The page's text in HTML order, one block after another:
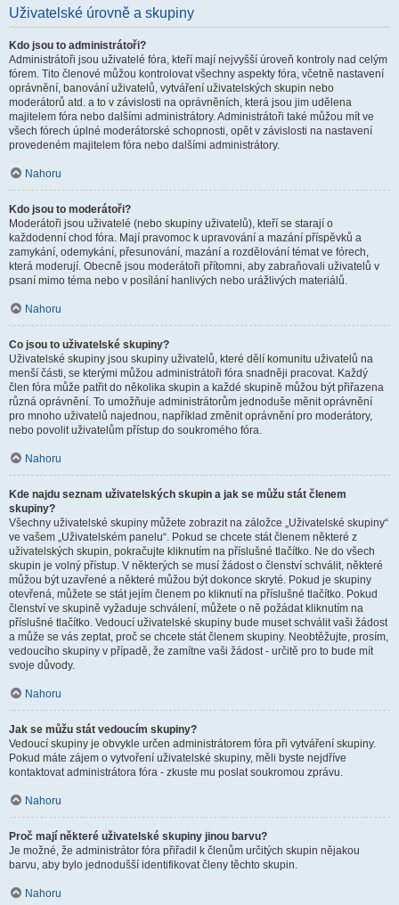
Uživatelské úrovně a skupiny
Kdo jsou to administrátoři?
Administrátoři jsou uživatelé fóra, kteří mají nejvyšší úroveň kontroly nad celým
fórem. Tito členové můžou kontrolovat všechny aspekty fóra, včetně nastavení
oprávnění, banování uživatelů, vytváření uživatelských skupin nebo
moderátorů atd. a to v závislosti na oprávněních, která jsou jim udělena
majitelem fóra nebo dalšími administrátory. Administrátoři také můžou mít ve
všech fórech úplné moderátorské schopnosti, opět v závislosti na nastavení
provedeném majitelem fóra nebo dalšími administrátory.
Nahoru
Kdo jsou to moderátoři?
Moderátoři jsou uživatelé (nebo skupiny uživatelů), kteří se starají o
každodenní chod fóra. Mají pravomoc k upravování a mazání příspěvků a
zamykání, odemykání, přesunování, mazání a rozdělování témat ve fórech,
která moderují. Obecně jsou moderátoři přítomni, aby zabraňovali uživatelů v
psaní mimo téma nebo v posílání hanlivých nebo urážlivých materiálů.
Nahoru
Co jsou to uživatelské skupiny?
Uživatelské skupiny jsou skupiny uživatelů, které dělí komunitu uživatelů na
menší části, se kterými můžou administrátoři fóra snadněji pracovat. Každý
člen fóra může patřit do několika skupin a každé skupině můžou být přiřazena
různá oprávnění. To umožňuje administrátorům jednoduše měnit oprávnění
pro mnoho uživatelů najednou, například změnit oprávnění pro moderátory,
nebo povolit uživatelům přístup do soukromého fóra.
Nahoru
Kde najdu seznam uživatelských skupin a jak se můžu stát členem
skupiny?
Všechny uživatelské skupiny můžete zobrazit na záložce „Uživatelské skupiny“
ve vašem „Uživatelském panelu“. Pokud se chcete stát členem některé z
uživatelských skupin, pokračujte kliknutím na příslušné tlačítko. Ne do všech
skupin je volný přístup. V některých se musí žádost o členství schválit, některé
můžou být uzavřené a některé můžou být dokonce skryté. Pokud je skupiny
otevřená, můžete se stát jejím členem po kliknutí na příslušné tlačítko. Pokud
členství ve skupině vyžaduje schválení, můžete o ně požádat kliknutím na
příslušné tlačítko. Vedoucí uživatelské skupiny bude muset schválit vaši žádost
a může se vás zeptat, proč se chcete stát členem skupiny. Neobtěžujte, prosím,
vedoucího skupiny v případě, že zamítne vaši žádost - určitě pro to bude mít
svoje důvody.
Nahoru
Jak se můžu stát vedoucím skupiny?
Vedoucí skupiny je obvykle určen administrátorem fóra při vytváření skupiny.
Pokud máte zájem o vytvoření uživatelské skupiny, měli byste nejdříve
kontaktovat administrátora fóra - zkuste mu poslat soukromou zprávu.
Nahoru
Proč mají některé uživatelské skupiny jinou barvu?
Je možné, že administrátor fóra přiřadil k členům určitých skupin nějakou
barvu, aby bylo jednodušší identifikovat členy těchto skupin.
Nahoru